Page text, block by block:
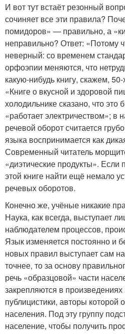
И вот тут встаёт резонный
сочиняет все эти правила?
помидоров» — правильно, а
неправильно? Ответ: «Потому
неверный: со временем
орфоэпии меняются, что
какую-нибудь книгу, скажем,
«Книге о вкусной и здоровой
холодильнике сказано, что
«работает электричеством»; в
речевой оборот считается
языка воспринимается как
Современный читатель
«диэтические продукты». Если
этой книге найти ещё немало
речевых оборотов.
Конечно же, учёные никакие
Наука, как всегда, выступает
наблюдателем процессов,
Язык изменяется постоянно и
новых правил выступает сам
точнее, то за основу
речь «образцовой» части
закрепляются в
публицистики, авторы которой
населения. Под эту группу
население, чтобы получить